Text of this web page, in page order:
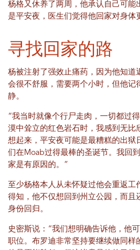
杨格又休养了两周，他承认自己可能
是平安夜，医生们觉得他回家对身体
寻找回家的路
杨被注射了强效止痛药，因为他知道
会很不舒服，需要两个小时，但他记
静。
“我当时就像个行尸走肉，一切都过
漠中耸立的红色岩石时，我感到无比
想起来，平安夜可能是最糟糕的出狱
们在Moab过得最棒的圣诞节。我回
家是有原因的。”
至少杨格本人从未怀疑过他会重返工
得知，他不仅想回到州立公园，而且
身份回归。
史密斯说：“我们想明确告诉他，他
职位。布罗迪非常坚持要继续做同样